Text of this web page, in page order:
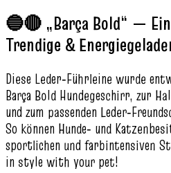
🔵🔴 „Barça Bold“ —
Trendige &
Diese Leder‑Führleine wurde
Barça Bold Hundegeschirr, zur
und zum passenden
So können Hunde‑ und
sportlichen und farbintensiven
in style with your pet!